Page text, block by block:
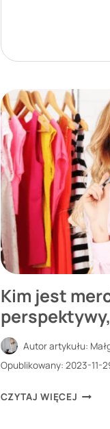
Kim jest
Autor artykułu:
Opublikowany: 2023-11-
CZYTAJ WIĘCEJ KIM